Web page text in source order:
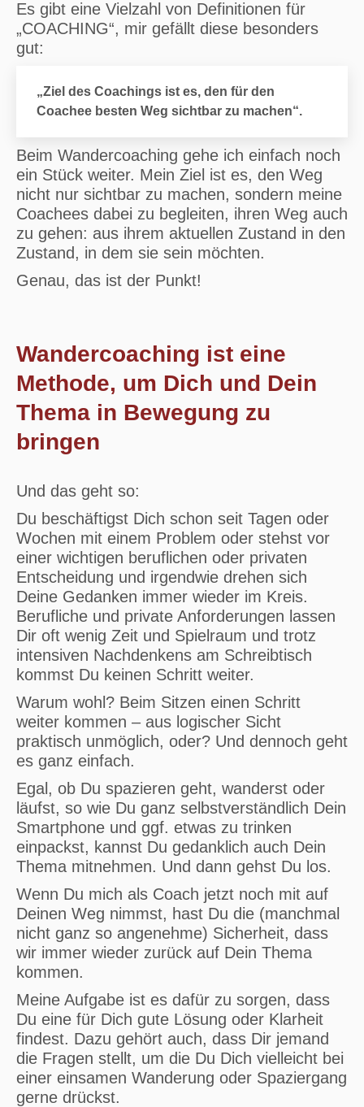
Es gibt eine Vielzahl von Definitionen für
„COACHING“, mir gefällt diese besonders
gut:
„Ziel des Coachings ist es, den für den
Coachee besten Weg sichtbar zu machen“.
Beim Wandercoaching gehe ich einfach noch
ein Stück weiter. Mein Ziel ist es, den Weg
nicht nur sichtbar zu machen, sondern meine
Coachees dabei zu begleiten, ihren Weg auch
zu gehen: aus ihrem aktuellen Zustand in den
Zustand, in dem sie sein möchten.
Genau, das ist der Punkt!
Wandercoaching ist eine
Methode, um Dich und Dein
Thema in Bewegung zu
bringen
Und das geht so:
Du beschäftigst Dich schon seit Tagen oder
Wochen mit einem Problem oder stehst vor
einer wichtigen beruflichen oder privaten
Entscheidung und irgendwie drehen sich
Deine Gedanken immer wieder im Kreis.
Berufliche und private Anforderungen lassen
Dir oft wenig Zeit und Spielraum und trotz
intensiven Nachdenkens am Schreibtisch
kommst Du keinen Schritt weiter.
Warum wohl? Beim Sitzen einen Schritt
weiter kommen – aus logischer Sicht
praktisch unmöglich, oder? Und dennoch geht
es ganz einfach.
Egal, ob Du spazieren geht, wanderst oder
läufst, so wie Du ganz selbstverständlich Dein
Smartphone und ggf. etwas zu trinken
einpackst, kannst Du gedanklich auch Dein
Thema mitnehmen. Und dann gehst Du los.
Wenn Du mich als Coach jetzt noch mit auf
Deinen Weg nimmst, hast Du die (manchmal
nicht ganz so angenehme) Sicherheit, dass
wir immer wieder zurück auf Dein Thema
kommen.
Meine Aufgabe ist es dafür zu sorgen, dass
Du eine für Dich gute Lösung oder Klarheit
findest. Dazu gehört auch, dass Dir jemand
die Fragen stellt, um die Du Dich vielleicht bei
einer einsamen Wanderung oder Spaziergang
gerne drückst.